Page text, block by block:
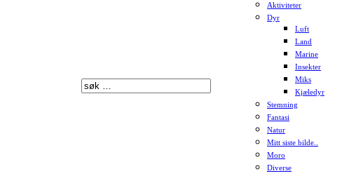
Aktiviteter
Dyr
Luft
Land
Marine
Insekter
Miks
Kjæledyr
Stemning
Fantasi
Natur
Mitt siste bilde..
Moro
Diverse